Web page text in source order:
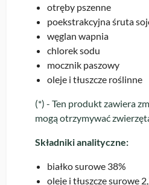
otręby pszenne
poekstrakcyjna śruta
węglan wapnia
chlorek sodu
mocznik paszowy
oleje i tłuszcze roślinne
(*) - Ten produkt zawiera
mogą otrzymywać
Składniki analityczne:
białko surowe 38%
oleje i tłuszcze surowe